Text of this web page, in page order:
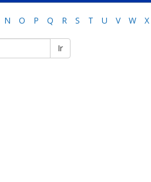
N O P Q R S T U V W X
Ir